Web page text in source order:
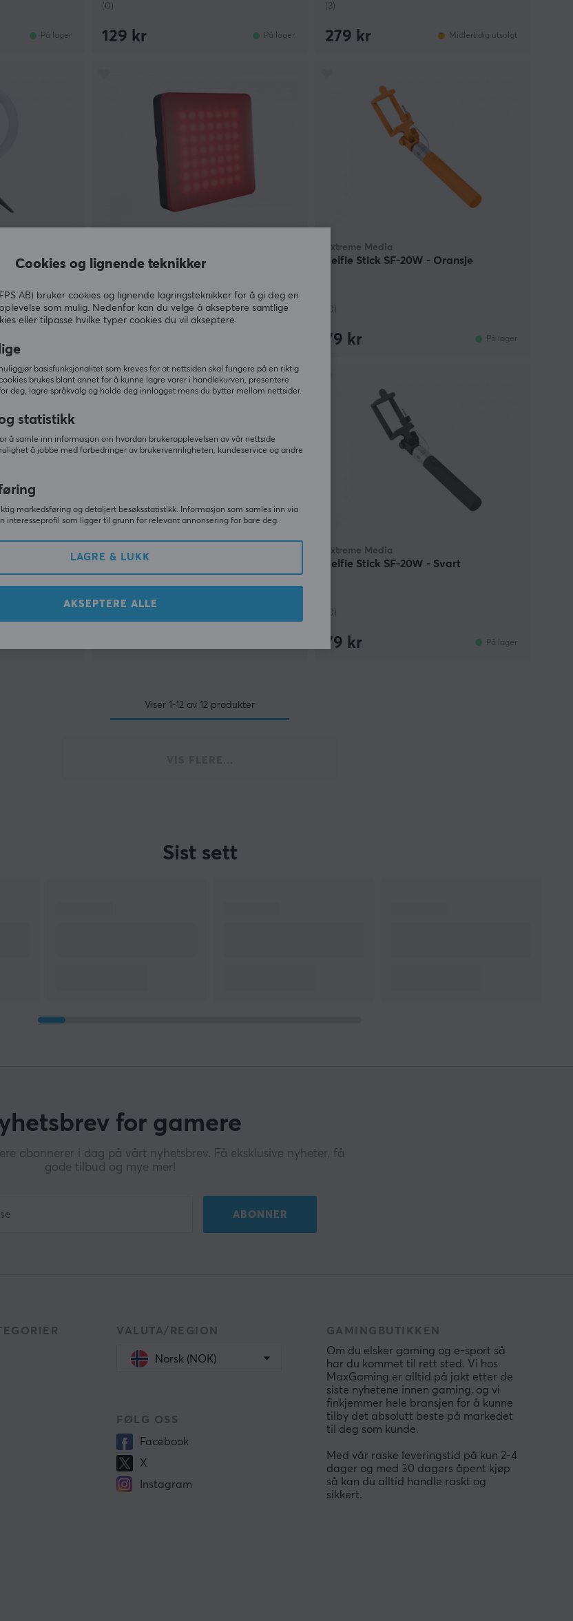
På lager
(0)
129 kr På lager
(3)
279 kr Midlertidig utsolgt
LED Light Color Alfama
(1)
Extreme Media
Selfie Stick SF-20W - Oransje
(0)
79 kr På lager
Natec
LED Light Alfama
Extreme Media
Selfie Stick SF-20W - Svart
(0)
79 kr På lager
Viser 1-12 av 12 produkter
Sist sett
for gamere
abonnerer i dag på vårt nyhetsbrev. Få eksklusive nyheter, få
gode tilbud og mye mer!
ABONNER
VALUTA/REGION
Norsk (NOK)
FØLG OSS
Facebook
X
Instagram
GAMINGBUTIKKEN
Om du elsker gaming og e-sport så
har du kommet til rett sted. Vi hos
MaxGaming er alltid på jakt etter de
siste nyhetene innen gaming, og vi
finkjemmer hele bransjen for å kunne
tilby det absolutt beste på markedet
til deg som kunde.
Med vår raske leveringstid på kun 2-4
dager og med 30 dagers åpent kjøp
så kan du alltid handle raskt og
sikkert.
Cookies og lignende teknikker
AB) bruker cookies og lignende lagringsteknikker for å gi deg en
som mulig. Nedenfor kan du velge å akseptere samtlige
eller tilpasse hvilke typer cookies du vil akseptere.
basisfunksjonalitet som kreves for at nettsiden skal fungere på en riktig
brukes blant annet for å kunne lagre varer i handlekurven, presentere
deg, lagre språkvalg og holde deg innlogget mens du bytter mellom nettsider.
statistikk
å samle inn informasjon om hvordan brukeropplevelsen av vår nettside
å jobbe med forbedringer av brukervennligheten, kundeservice og andre
markedsføring og detaljert besøksstatistikk. Informasjon som samles inn via
interesseprofil som ligger til grunn for relevant annonsering for bare deg.
LAGRE & LUKK
AKSEPTERE ALLE